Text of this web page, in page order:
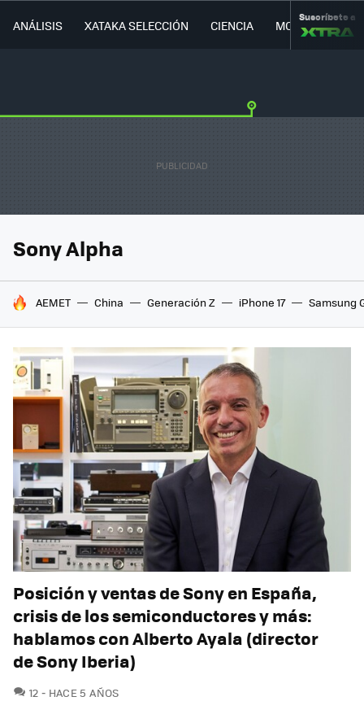
ANÁLISIS XATAKA SELECCIÓN CIENCIA MOVILIDAD
Suscríbete a
Sony Alpha
HOY SE HABLA DE
AEMET China Generación Z iPhone 17 Samsung
Posición y ventas de Sony en España,
crisis de los semiconductores y más:
hablamos con Alberto Ayala (director
de Sony Iberia)
12 COMENTARIOS
HACE 5 AÑOS